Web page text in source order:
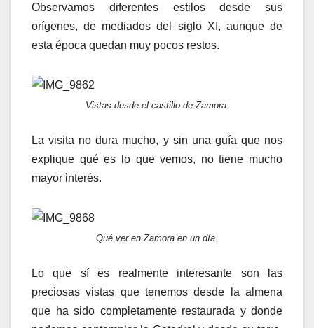
Observamos diferentes estilos desde sus
orígenes, de mediados del siglo XI, aunque de
esta época quedan muy pocos restos.
Vistas desde el castillo de Zamora.
La visita no dura mucho, y sin una guía que nos
explique qué es lo que vemos, no tiene mucho
mayor interés.
Qué ver en Zamora en un día.
Lo que sí es realmente interesante son las
preciosas vistas que tenemos desde la almena
que ha sido completamente restaurada y donde